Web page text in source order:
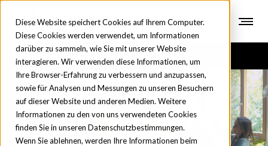
Diese Website speichert Cookies auf Ihrem Computer.
Diese Cookies werden verwendet, um Informationen
darüber zu sammeln, wie Sie mit unserer Website
interagieren. Wir verwenden diese Informationen, um
Ihre Browser-Erfahrung zu verbessern und anzupassen,
sowie für Analysen und Messungen zu unseren Besuchern
auf dieser Website und anderen Medien. Weitere
Informationen zu den von uns verwendeten Cookies
finden Sie in unseren Datenschutzbestimmungen.
Wenn Sie ablehnen, werden Ihre Informationen beim
Blog